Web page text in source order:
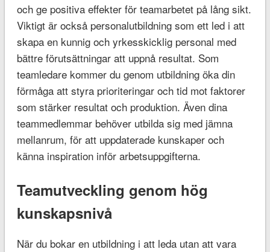
och ge positiva effekter för teamarbetet på lång sikt.
Viktigt är också personalutbildning som ett led i att
skapa en kunnig och yrkesskicklig personal med
bättre förutsättningar att uppnå resultat. Som
teamledare kommer du genom utbildning öka din
förmåga att styra prioriteringar och tid mot faktorer
som stärker resultat och produktion. Även dina
teammedlemmar behöver utbilda sig med jämna
mellanrum, för att uppdaterade kunskaper och
känna inspiration inför arbetsuppgifterna.
Teamutveckling genom hög
kunskapsnivå
När du bokar en utbildning i att leda utan att vara